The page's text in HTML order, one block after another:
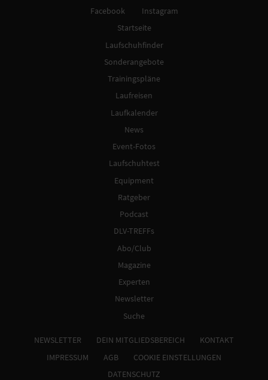
Facebook
Instagram
Startseite
Laufschuhfinder
Sonderangebote
Trainingspläne
Laufreisen
Laufkalender
News
Event-Fotos
Laufschuhtest
Equipment
Ratgeber
Podcast
DLV-TREFFs
Abo/Club
Magazine
Experten
Newsletter
Suche
NEWSLETTER DEIN MITGLIEDSBEREICH
KONTAKT
IMPRESSUM
AGB
COOKIE EINSTELLUNGEN
DATENSCHUTZ